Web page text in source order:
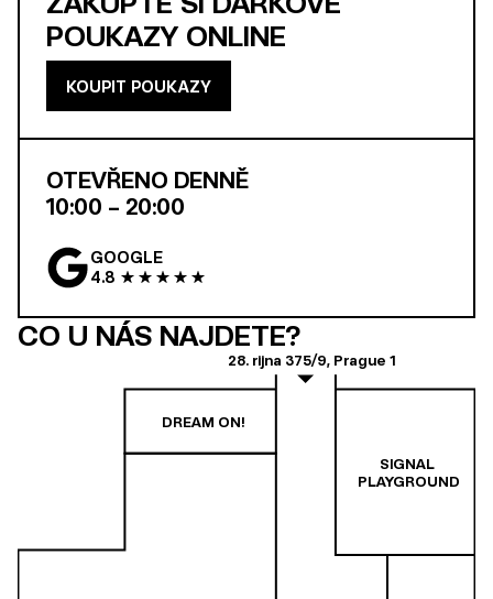
POUKAZY ONLINE
KOUPIT POUKAZY
OTEVŘENO DENNĚ
10:00 – 20:00
GOOGLE
4.8
CO U NÁS NAJDETE?
SIGNAL
PLAYGROUND
DREAM ON!
28. rijna 375/9, Prague 1